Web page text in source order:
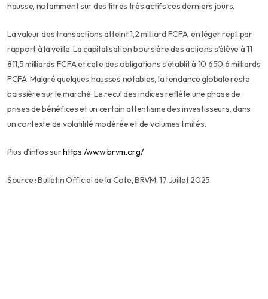
hausse, notamment sur des titres très actifs ces derniers jours.
La valeur des transactions atteint 1,2 milliard FCFA, en léger repli par
rapport à la veille. La capitalisation boursière des actions s’élève à 11
811,5 milliards FCFA et celle des obligations s’établit à 10 650,6 milliards
FCFA. Malgré quelques hausses notables, la tendance globale reste
baissière sur le marché. Le recul des indices reflète une phase de
prises de bénéfices et un certain attentisme des investisseurs, dans
un contexte de volatilité modérée et de volumes limités.
Plus d’infos surhttps:/www.brvm.org/
Source : Bulletin Officiel de la Cote, BRVM, 17 Juillet 2025